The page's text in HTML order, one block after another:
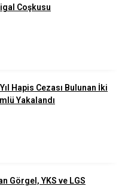
Coşkusu
Yıl Hapis Cezası Bulunan İki
Yakalandı
Görgel, YKS ve LGS